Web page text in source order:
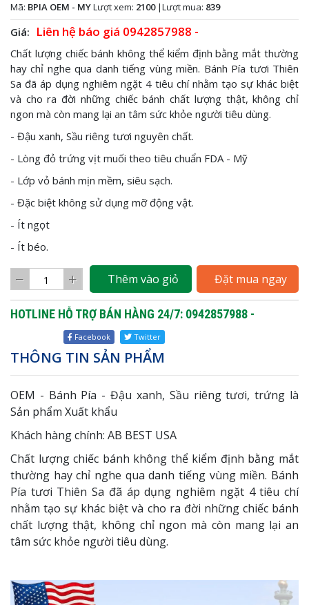
Mã: BPIA OEM - MYLượt xem: 2100 |Lượt mua: 839
Giá: Liên hệ báo giá 0942857988 -
Chất lượng chiếc bánh không thể kiểm định bằng mắt thường
hay chỉ nghe qua danh tiếng vùng miền. Bánh Pía tươi Thiên
Sa đã áp dụng nghiêm ngặt 4 tiêu chí nhằm tạo sự khác biệt
và cho ra đời những chiếc bánh chất lượng thật, không chỉ
ngon mà còn mang lại an tâm sức khỏe người tiêu dùng.
- Đậu xanh, Sầu riêng tươi nguyên chất.
- Lòng đỏ trứng vịt muối theo tiêu chuẩn FDA - Mỹ
- Lớp vỏ bánh mịn mềm, siêu sạch.
- Đặc biệt không sử dụng mỡ động vật.
- Ít ngọt
- Ít béo.
Thêm vào giỏ Đặt mua ngay
HOTLINE HỖ TRỢ BÁN HÀNG 24/7: 0942857988 -
Facebook Twitter
THÔNG TIN SẢN PHẨM
OEM - Bánh Pía - Đậu xanh, Sầu riêng tươi, trứng là
Sản phẩm Xuất khẩu
Khách hàng chính: AB BEST USA
Chất lượng chiếc bánh không thể kiểm định bằng mắt
thường hay chỉ nghe qua danh tiếng vùng miền. Bánh
Pía tươi Thiên Sa đã áp dụng nghiêm ngặt 4 tiêu chí
nhằm tạo sự khác biệt và cho ra đời những chiếc bánh
chất lượng thật, không chỉ ngon mà còn mang lại an
tâm sức khỏe người tiêu dùng.